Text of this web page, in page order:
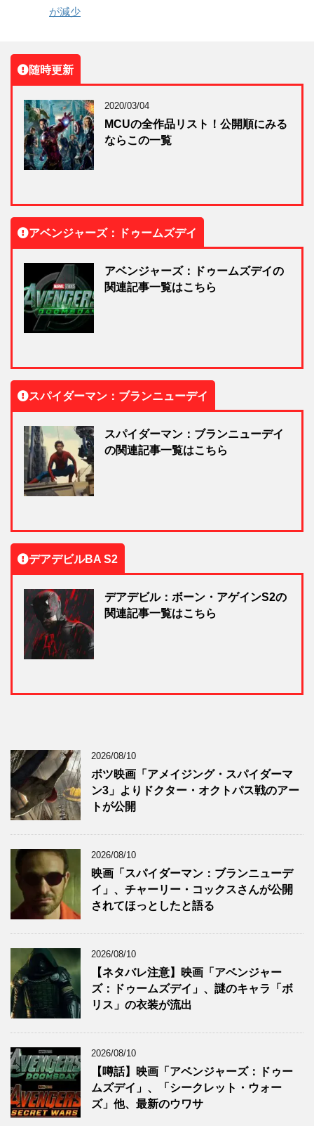
が減少
随時更新
2020/03/04
MCUの全作品リスト！公開順にみる
ならこの一覧
アベンジャーズ：ドゥームズデイ
アベンジャーズ：ドゥームズデイの
関連記事一覧はこちら
スパイダーマン：ブランニューデイ
スパイダーマン：ブランニューデイ
の関連記事一覧はこちら
デアデビルBA S2
デアデビル：ボーン・アゲインS2の
関連記事一覧はこちら
2026/08/10
ボツ映画「アメイジング・スパイダーマ
ン3」よりドクター・オクトパス戦のアー
トが公開
2026/08/10
映画「スパイダーマン：ブランニューデ
イ」、チャーリー・コックスさんが公開
されてほっとしたと語る
2026/08/10
【ネタバレ注意】映画「アベンジャー
ズ：ドゥームズデイ」、謎のキャラ「ボ
リス」の衣装が流出
2026/08/10
【噂話】映画「アベンジャーズ：ドゥー
ムズデイ」、「シークレット・ウォー
ズ」他、最新のウワサ